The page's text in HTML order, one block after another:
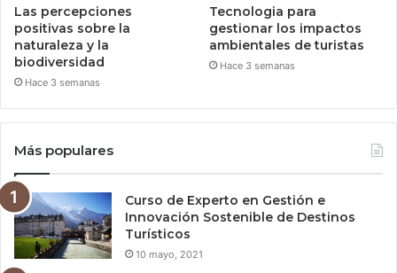
Las percepciones
positivas sobre la
naturaleza y la
biodiversidad
Hace 3 semanas
Tecnologia para
gestionar los impactos
ambientales de turistas
Hace 3 semanas
Más populares
Curso de Experto en Gestión e
Innovación Sostenible de Destinos
Turísticos
10 mayo, 2021